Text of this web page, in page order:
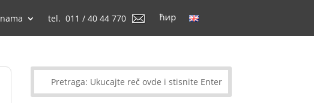
tel. 011 / 40 44 770